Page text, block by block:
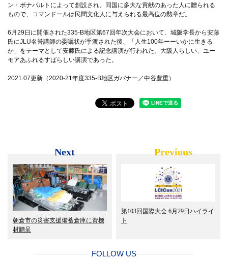
ン・ボナパルトによって創設され、同国に多大な貢献のあった人に贈られる
もので、コマンドールは民間文化人に与えられる最高位の勲章だ。
6月29日に開催された335-B地区第67回年次大会において、城阪学長から安藤
氏にJLU名誉講師の委嘱状が手渡された後、「人生100年ーーいかに生きる
か」をテーマとして安藤氏による記念講演が行われた。大阪人らしい、ユー
モアあふれるすばらしい講演であった。
2021.07更新（2020-21年度335-B地区ガバナー／中谷豊重）
Next
朝倉市の災害支援備蓄倉庫に資機
材贈呈
Previous
第103回国際大会 6月29日ハイライ
ト
FOLLOW US